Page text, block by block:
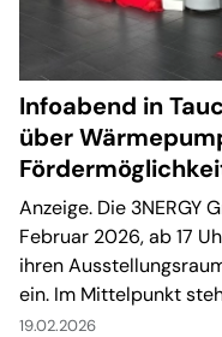
Infoabend in
über
Anzeige. Die 3NERGY
Februar 2026, ab 17
ihren
ein. Im Mittelpunkt
Veranstaltung steht
19.02.2026